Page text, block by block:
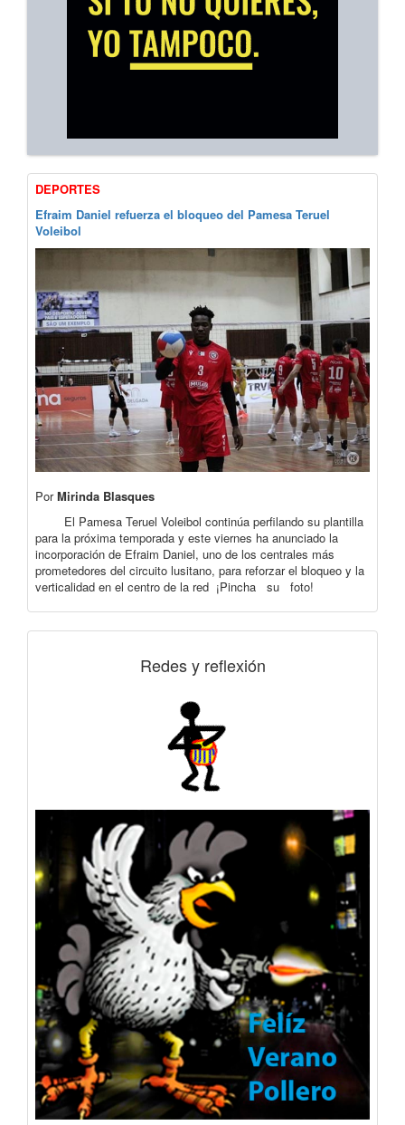
DEPORTES
Efraim Daniel refuerza el bloqueo del Pamesa Teruel
Voleibol
PorMirinda Blasques
El Pamesa Teruel Voleibol continúa perfilando su plantilla
para la próxima temporada y este viernes ha anunciado la
incorporación de Efraim Daniel, uno de los centrales más
prometedores del circuito lusitano, para reforzar el bloqueo y la
verticalidad en el centro de la red ¡Pincha su foto!
Redes y reflexión